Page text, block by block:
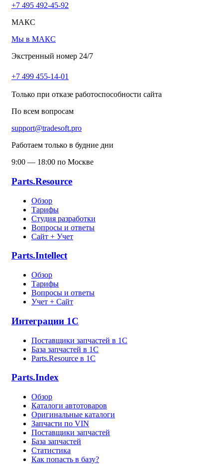
+7 495 492-45-92
МАКС
Мы в МАКС
Экстренный номер 24/7
+7 499 455-14-01
Только при отказе работоспособности сайта
По всем вопросам
support@tradesoft.pro
Работаем только в будние дни
9:00 — 18:00 по Москве
Parts.Resource
Обзор
Тарифы
Студия разработки
Вопросы и ответы
Сайт + Учет
Parts.Intellect
Обзор
Тарифы
Вопросы и ответы
Учет + Сайт
Интеграции 1С
Поставщики запчастей в 1C
База запчастей в 1С
Parts.Resource в 1C
Parts.Index
Обзор
Каталоги автотоваров
Оригинальные каталоги
Запчасти по VIN
Поставщики запчастей
База запчастей
Статистика
Как попасть в базу?